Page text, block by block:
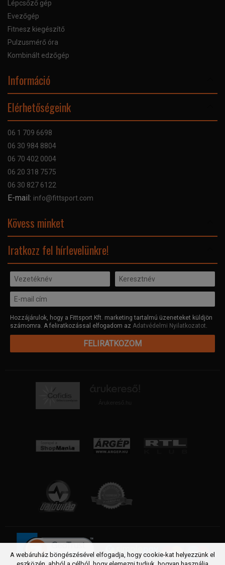
Lépcsőző gép
Evezőgép
Fitnesz kiegészítő
Pulzusmérő óra
Kombinált edzőgép
Információ
Bankkártyás fizetés
Adatvédelmi nyilatkozat
Elérhetőségeink
06 1 709 6698
06 30 984 8804
06 70 402 0004
06 20 318 7575
06 30 827 6122
E-mail: info@fittsport.com
Kövess minket
Iratkozz fel hírlevelünkre!
Hozzájárulok, hogy a Fittsport Kft. marketing tartalmú üzeneteket küldjön
számomra. A feliratkozással elfogadom az Adatvédelmi Nyilatkozatot.
FELIRATKOZOM
A webáruház böngészésével elfogadja, hogy cookie-kat helyezzünk el